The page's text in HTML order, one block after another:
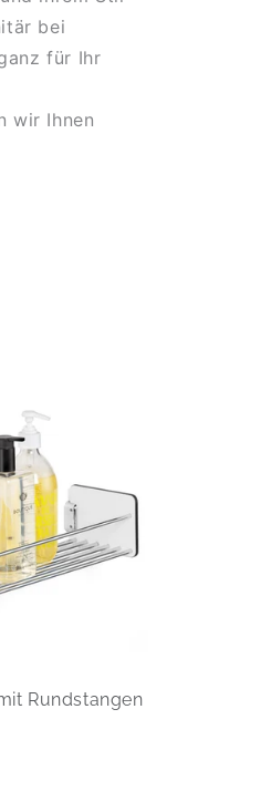
bei
für Ihr
wir Ihnen
Rundstangen